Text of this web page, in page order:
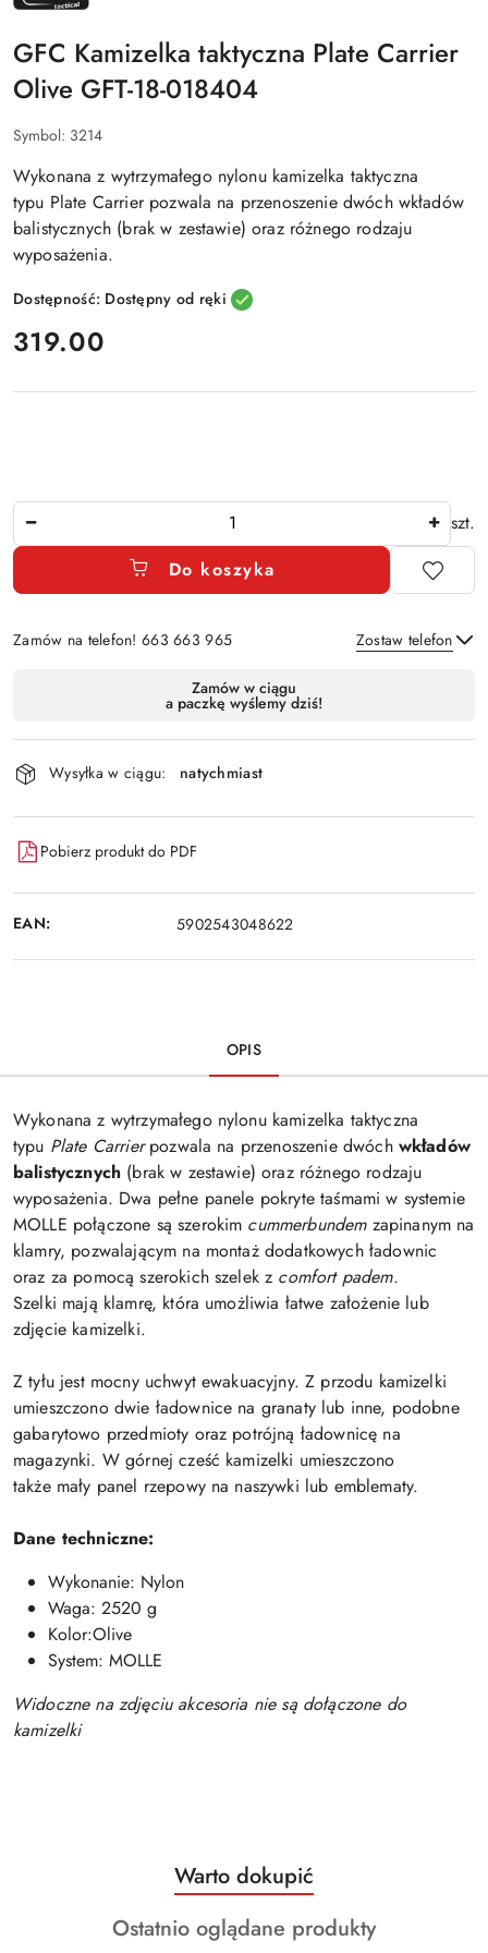
GFC
GFC Kamizelka taktyczna Plate Carrier
Olive GFT-18-018404
Symbol: 3214
Wykonana z wytrzymałego nylonu kamizelka taktyczna
typu Plate Carrier pozwala na przenoszenie dwóch wkładów
balistycznych (brak w zestawie) oraz różnego rodzaju
wyposażenia.
Dostępność: Dostępny od ręki
cena:
319.00
szt.
Do koszyka
Zamów na telefon! 663 663 965 Zostaw telefon
Wyślij
dostawa
Zamów w ciągu
a paczkę wyślemy dziś!
Wysyłka w ciągu: natychmiast
Pobierz produkt do PDF
EAN: 5902543048622
OPIS
Wykonana z wytrzymałego nylonu kamizelka taktyczna
typu Plate Carrierpozwala na przenoszenie dwóch wkładów
balistycznych (brak w zestawie) oraz różnego rodzaju
wyposażenia. Dwa pełne panele pokryte taśmami w systemie
MOLLE połączone są szerokim cummerbundemzapinanym na
klamry, pozwalającym na montaż dodatkowych ładownic
oraz za pomocą szerokich szelek z comfort padem.
Szelki mają klamrę, która umożliwia łatwe założenie lub
zdjęcie kamizelki.
Z tyłu jest mocny uchwyt ewakuacyjny. Z przodu kamizelki
umieszczono dwie ładownice na granaty lub inne, podobne
gabarytowo przedmioty oraz potrójną ładownicę na
magazynki. W górnej cześć kamizelki umieszczono
także mały panel rzepowy na naszywki lub emblematy.
Dane techniczne:
Wykonanie: Nylon
Waga: 2520 g
Kolor:Olive
System: MOLLE
Widoczne na zdjęciu akcesoria nie są dołączone do
kamizelki
Pomiń karuzelę produktów
Produkty
o
statusie:
Warto dokupić
Produkty
Ostatnio oglądane produkty